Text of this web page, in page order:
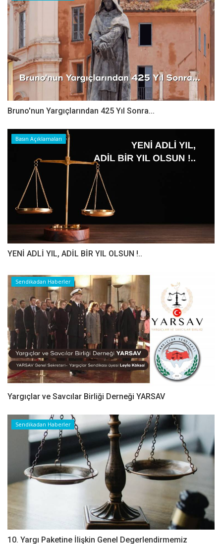
Bruno'nun Yargıçlarından 425 Yıl Sonra...
Basın Açıklamaları
YENİ ADLİ YIL, ADİL BİR YIL OLSUN !..
Sendikadan Haberler
Yargıçlar ve Savcılar Birliği Derneği YARSAV
Sendikadan Haberler
10. Yargı Paketine İlişkin Genel Degerlendirmemiz